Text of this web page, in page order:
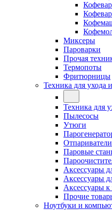
Миксеры
Пароварки
Прочая
Термопоты
Фритюрницы
Техника для ухода
Техника для
Пылесосы
Утюги
Отпариватели
Паровые
Аксессуары
Аксессуары
Аксессуары к
Прочие
Ноутбуки и